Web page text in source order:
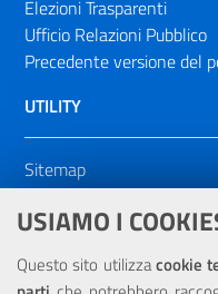
USIAMO I
Questo sito utilizzacookie
Elezioni Trasparenti
Ufficio Relazioni Pubblico
Precedente versione del
UTILITY
Sitemap
Dichiarazione di
NOTE LEGALI